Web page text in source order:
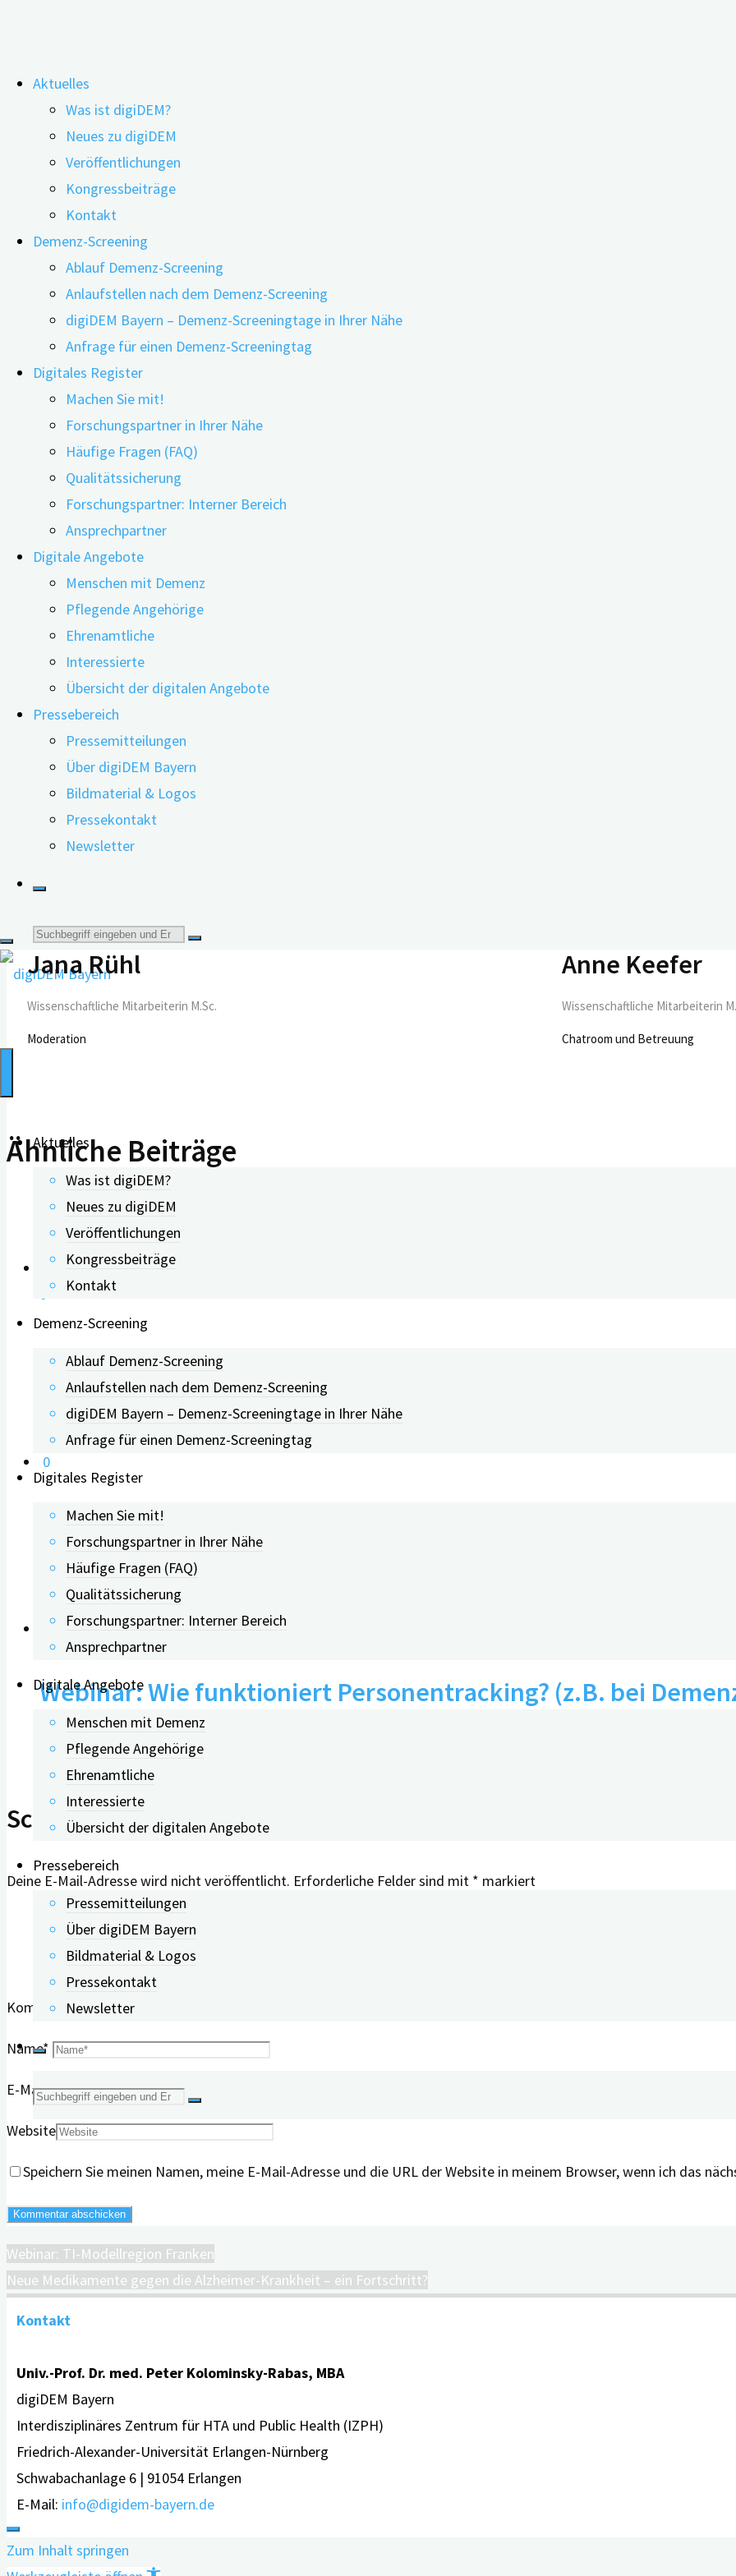
Inhalt
springen
Aktuelles
Was ist digiDEM?
Neues zu digiDEM
Veröffentlichungen
Kongressbeiträge
Kontakt
Demenz-Screening
Ablauf Demenz-Screening
Anlaufstellen nach dem Demenz-Screening
digiDEM Bayern – Demenz-Screeningtage in Ihrer Nähe
Anfrage für einen Demenz-Screeningtag
Digitales Register
Machen Sie mit!
Forschungspartner in Ihrer Nähe
Häufige Fragen (FAQ)
Qualitätssicherung
Forschungspartner: Interner Bereich
Ansprechpartner
Digitale Angebote
Menschen mit Demenz
Pflegende Angehörige
Ehrenamtliche
Interessierte
Übersicht der digitalen Angebote
Pressebereich
Pressemitteilungen
Über digiDEM Bayern
Bildmaterial & Logos
Pressekontakt
Newsletter
Suche
nach:
Aktuelles
Was ist digiDEM?
Neues zu digiDEM
Veröffentlichungen
Kongressbeiträge
Kontakt
Demenz-Screening
Ablauf Demenz-Screening
Anlaufstellen nach dem Demenz-Screening
digiDEM Bayern – Demenz-Screeningtage in Ihrer Nähe
Anfrage für einen Demenz-Screeningtag
Digitales Register
Machen Sie mit!
Forschungspartner in Ihrer Nähe
Häufige Fragen (FAQ)
Qualitätssicherung
Forschungspartner: Interner Bereich
Ansprechpartner
Digitale Angebote
Menschen mit Demenz
Pflegende Angehörige
Ehrenamtliche
Interessierte
Übersicht der digitalen Angebote
Pressebereich
Pressemitteilungen
Über digiDEM Bayern
Bildmaterial & Logos
Pressekontakt
Newsletter
Suche
nach:
Palliativversorgung von Menschen mit Demenz
03.09.202427.02.2025
Die Palliativversorgung ist eine spezielle Form der medizinischen und pflegerischen Behandlung von Menschen mit
nicht die Heilung, sondern die Linderung von belastenden Beschwerden im Vordergrund. Ziel ist es, den Betroffenen
Lebensqualität zu verschaffen. Die palliative Versorgung von Menschen mit Demenz widmet sich verschiedenen
Versorgung überhaupt sinnvoll? Welche Rolle spielen Schmerzmanagement und psychosoziale Unterstützung?
Demenz über ihre Wünsche und Bedürfnisse sprechen?
für Palliativmedizin (DGP). Der Facharzt für Anästhesiologie, Palliativmedizin und spezielle Schmerztherapie wird im
Melden Sie sich hier an
Jana Rühl
Wissenschaftliche Mitarbeiterin M.Sc.
Moderation
Anne Keefer
Wissenschaftliche Mitarbeiterin
Chatroom und Betreuung
Ähnliche Beiträge
0
Webinar: Erinnerungsarbeit digital – Neue Ansätze in der
14.01.2025
0
Webinar: Sehverlust als Risikofaktor für Demenz
01.07.2025
Webinar: Wie funktioniert Personentracking? (z.B. bei
05.06.2020
Schreibe einen Kommentar
Deine E-Mail-Adresse wird nicht veröffentlicht. Erforderliche Felder sind mit * markiert
Kommentar
Name*
E-Mail*
Website
Speichern Sie meinen Namen, meine E-Mail-Adresse und die URL der Website in meinem Browser, wenn ich das
Webinar: TI-Modellregion Franken
Neue Medikamente gegen die Alzheimer-Krankheit – ein Fortschritt?
Kontakt
Univ.-Prof. Dr. med. Peter Kolominsky-Rabas, MBA
digiDEM Bayern
Interdisziplinäres Zentrum für HTA und Public Health (IZPH)
Friedrich-Alexander-Universität Erlangen-Nürnberg
Schwabachanlage 6 | 91054 Erlangen
E-Mail: info@digidem-bayern.de
Zum Inhalt springen